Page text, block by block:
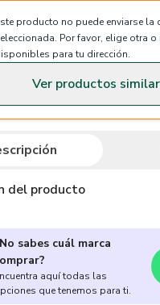
producto no puede enviarse la
Por favor, elige otra
para tu dirección.
Ver productos
del producto
sabes cuál marca
aquí todas las
que tenemos para ti.